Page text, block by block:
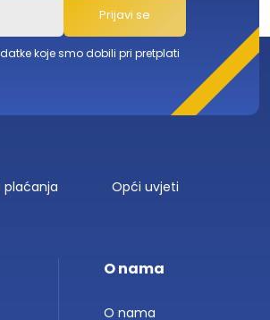
Prijavi se
koje smo dobili pri pretplati
plaćanja Opći uvjeti
O nama
O nama